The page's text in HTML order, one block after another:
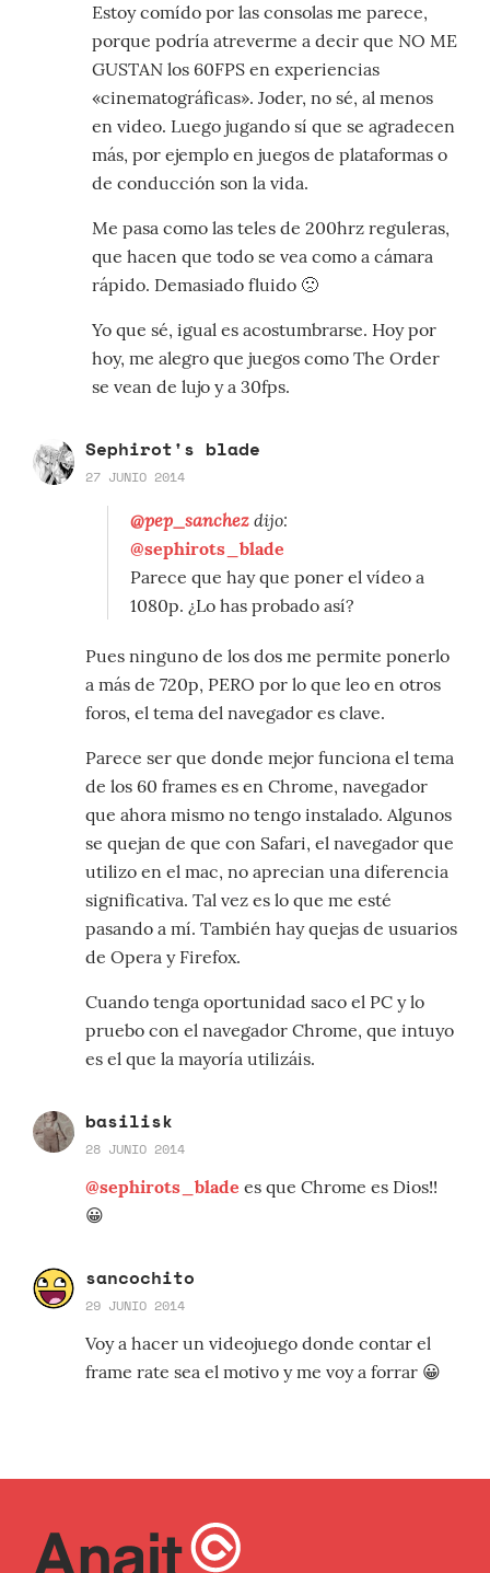
Estoy comído por las consolas me parece,
porque podría atreverme a decir que NO ME
GUSTAN los 60FPS en experiencias
«cinematográficas». Joder, no sé, al menos
en video. Luego jugando sí que se agradecen
más, por ejemplo en juegos de plataformas o
de conducción son la vida.
Me pasa como las teles de 200hrz reguleras,
que hacen que todo se vea como a cámara
rápido. Demasiado fluido 🙁
Yo que sé, igual es acostumbrarse. Hoy por
hoy, me alegro que juegos como The Order
se vean de lujo y a 30fps.
Sephirot's blade
27 JUNIO 2014
@pep_sanchezdijo:
@sephirots_blade
Parece que hay que poner el vídeo a
1080p. ¿Lo has probado así?
Pues ninguno de los dos me permite ponerlo
a más de 720p, PERO por lo que leo en otros
foros, el tema del navegador es clave.
Parece ser que donde mejor funciona el tema
de los 60 frames es en Chrome, navegador
que ahora mismo no tengo instalado. Algunos
se quejan de que con Safari, el navegador que
utilizo en el mac, no aprecian una diferencia
significativa. Tal vez es lo que me esté
pasando a mí. También hay quejas de usuarios
de Opera y Firefox.
Cuando tenga oportunidad saco el PC y lo
pruebo con el navegador Chrome, que intuyo
es el que la mayoría utilizáis.
basilisk
28 JUNIO 2014
@sephirots_blade es que Chrome es Dios!!
😀
sancochito
29 JUNIO 2014
Voy a hacer un videojuego donde contar el
frame rate sea el motivo y me voy a forrar 😀